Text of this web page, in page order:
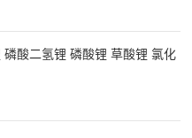
酸二氢锂 磷酸锂 草酸锂 氯化